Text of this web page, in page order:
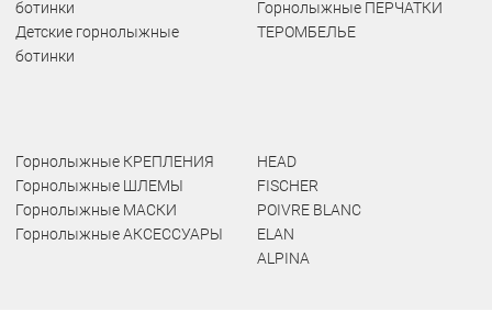
ботинки
Детские горнолыжные
ботинки
Горнолыжные ПЕРЧАТКИ
ТЕРОМБЕЛЬЕ
Горнолыжные КРЕПЛЕНИЯ
Горнолыжные ШЛЕМЫ
Горнолыжные МАСКИ
Горнолыжные АКСЕССУАРЫ
HEAD
FISCHER
POIVRE BLANC
ELAN
ALPINA